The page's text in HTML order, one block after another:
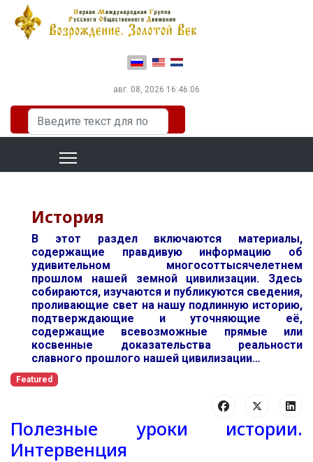
Выберите язык
авг. 08, 2026 16:46:08
Искать...
История
В этот раздел включаются материалы,
содержащие правдивую информацию об
удивительном многосоттысячелетнем
прошлом нашей земной цивилизации. Здесь
собираются, изучаются и публикуются сведения,
проливающие свет на нашу подлинную историю,
подтверждающие и уточняющие её,
содержащие всевозможные прямые или
косвенные доказательства реальности
славного прошлого нашей цивилизации…
Featured
Полезные уроки истории.
Интервенция